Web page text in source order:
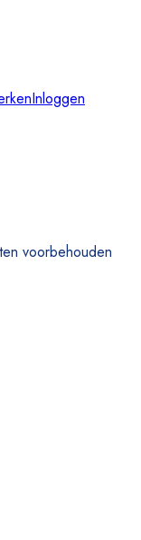
Inloggen
voorbehouden